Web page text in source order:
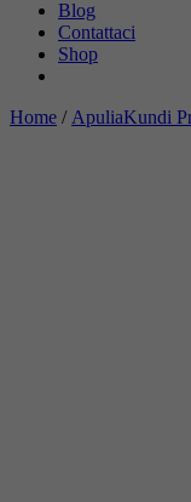
Blog
Contattaci
Shop
Home / ApuliaKundi